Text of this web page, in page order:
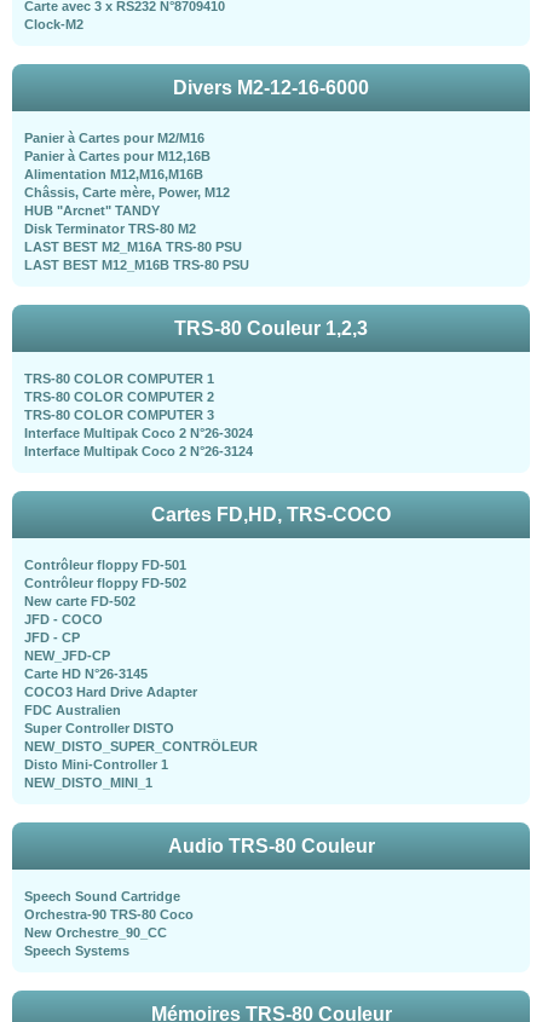
Carte avec 3 x RS232 N°8709410
Clock-M2
Divers M2-12-16-6000
Panier à Cartes pour M2/M16
Panier à Cartes pour M12,16B
Alimentation M12,M16,M16B
Châssis, Carte mère, Power, M12
HUB "Arcnet" TANDY
Disk Terminator TRS-80 M2
LAST BEST M2_M16A TRS-80 PSU
LAST BEST M12_M16B TRS-80 PSU
TRS-80 Couleur 1,2,3
TRS-80 COLOR COMPUTER 1
TRS-80 COLOR COMPUTER 2
TRS-80 COLOR COMPUTER 3
Interface Multipak Coco 2 N°26-3024
Interface Multipak Coco 2 N°26-3124
Cartes FD,HD, TRS-COCO
Contrôleur floppy FD-501
Contrôleur floppy FD-502
New carte FD-502
JFD - COCO
JFD - CP
NEW_JFD-CP
Carte HD N°26-3145
COCO3 Hard Drive Adapter
FDC Australien
Super Controller DISTO
NEW_DISTO_SUPER_CONTRÖLEUR
Disto Mini-Controller 1
NEW_DISTO_MINI_1
Audio TRS-80 Couleur
Speech Sound Cartridge
Orchestra-90 TRS-80 Coco
New Orchestre_90_CC
Speech Systems
Mémoires TRS-80 Couleur